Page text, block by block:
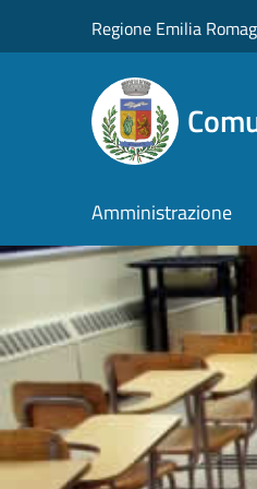
Regione Emilia
Amministrazione